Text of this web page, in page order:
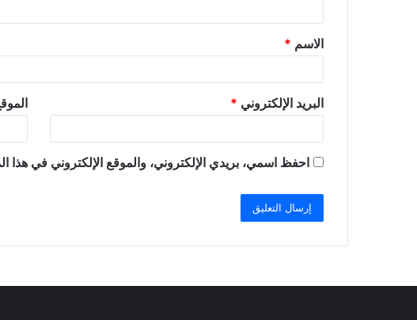
ق
*
الاسم *
البريد الإلكتروني *
احفظ اسمي، بريدي الإلكتروني، والموقع الإلكتروني في هذا